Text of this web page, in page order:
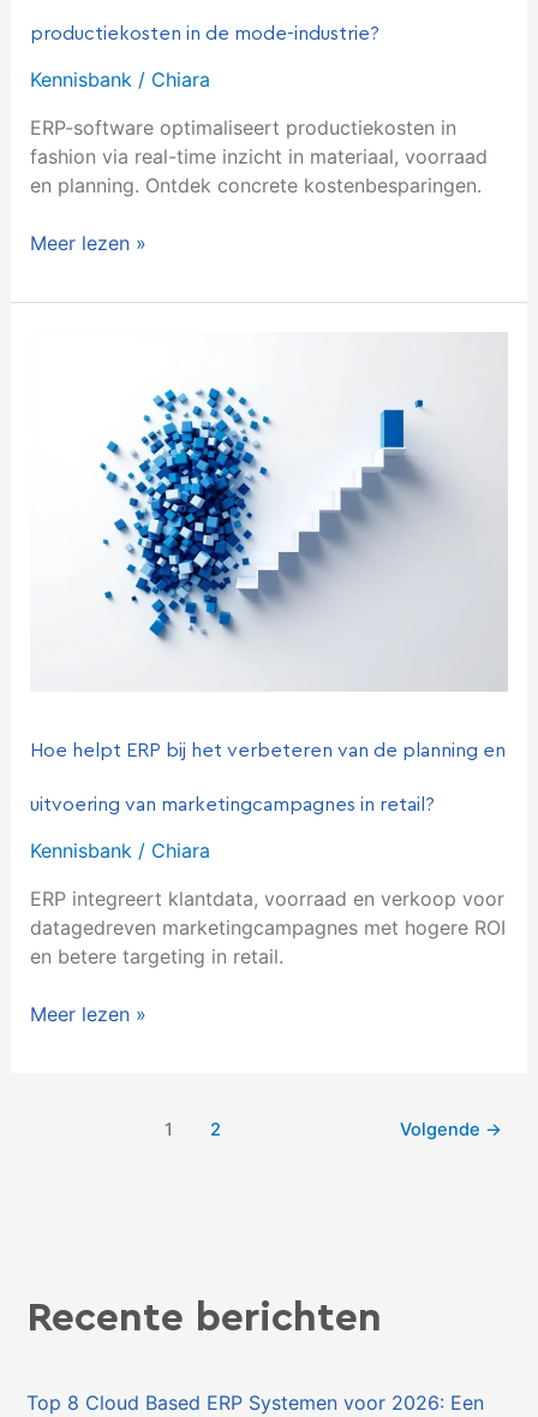
productiekosten in de mode-industrie?
Kennisbank/ Chiara
ERP-software optimaliseert productiekosten in
fashion via real-time inzicht in materiaal, voorraad
en planning. Ontdek concrete kostenbesparingen.
Meer lezen »
Hoe helpt ERP bij het verbeteren van de planning en
uitvoering van marketingcampagnes in retail?
Kennisbank / Chiara
ERP integreert klantdata, voorraad en verkoop voor
datagedreven marketingcampagnes met hogere ROI
en betere targeting in retail.
verbeteren
marketingcampagnes
retail?
Meer lezen »
1 2 Volgende →
Recente berichten
Top 8 Cloud Based ERP Systemen voor 2026: Een